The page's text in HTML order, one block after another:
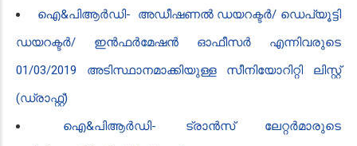
ഐ‌&പി‌ആർ‌ഡി- അഡീഷണൽ ഡയറക്ടർ/ ഡെപ്യൂട്ടി
ഡയറക്ടർ/ ഇൻഫർമേഷൻ ഓഫീസർ എന്നിവരുടെ
01/03/2019 അടിസ്ഥാനമാക്കിയുള്ള സീനിയോറിറ്റി ലിസ്റ്റ്
(ഡ്രാഫ്റ്റ്)
ഐ‌&പി‌ആർ‌ഡി- ട്രാൻസ് ലേറ്റർമാരുടെ